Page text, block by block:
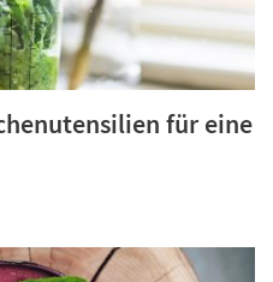
für eine